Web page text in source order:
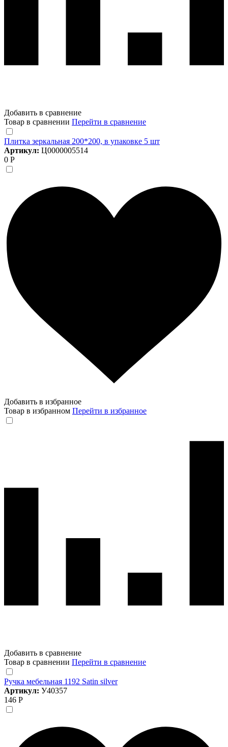
Добавить в сравнение
Товар в сравнении Перейти в сравнение
Плитка зеркальная 200*200, в упаковке 5 шт
Артикул: Ц0000005514
0 Р
Добавить в избранное
Товар в избранном Перейти в избранное
Добавить в сравнение
Товар в сравнении Перейти в сравнение
Ручка мебельная 1192 Satin silver
Артикул: У40357
146 Р